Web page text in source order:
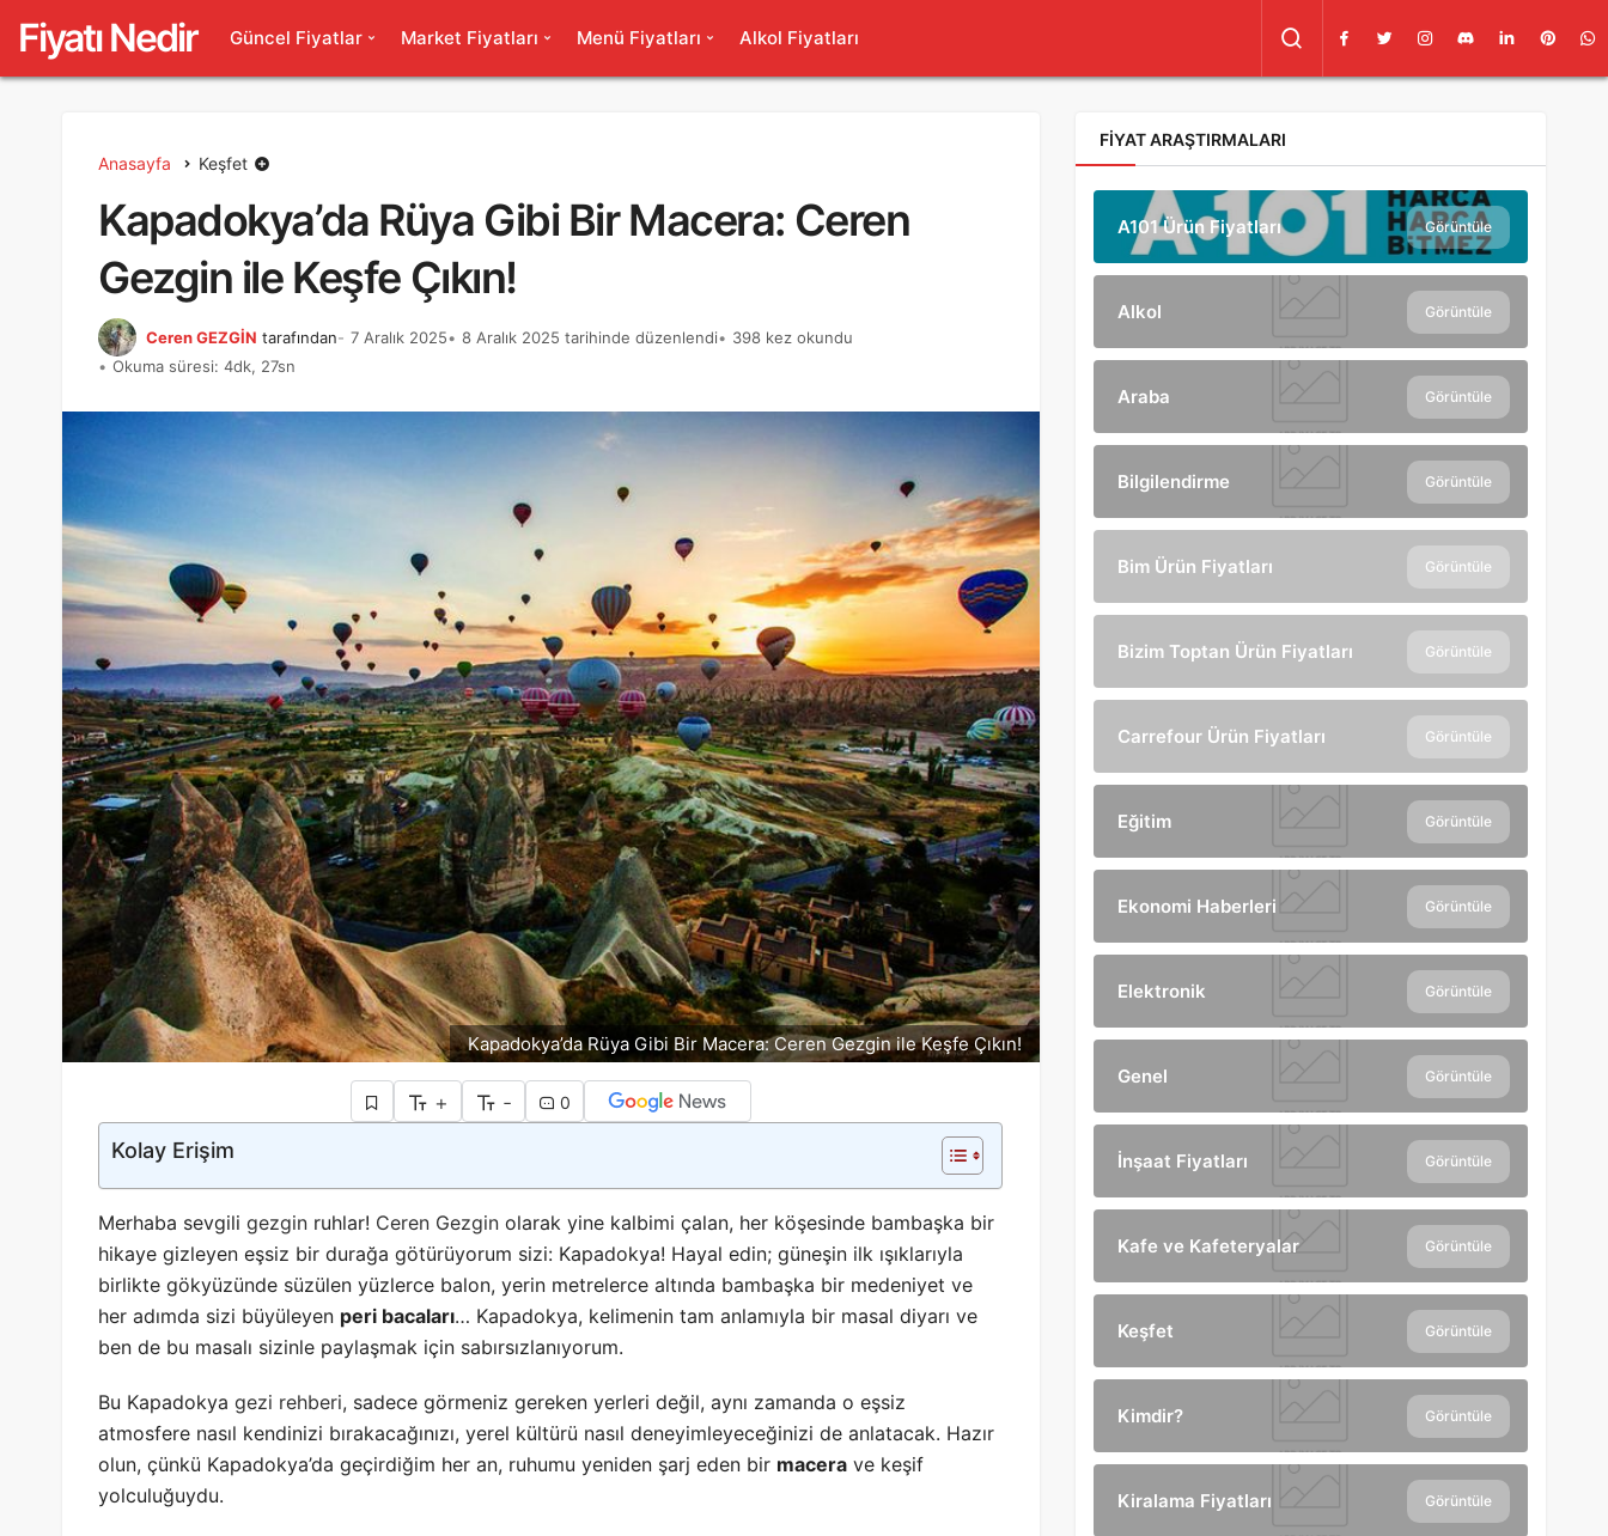
Fiyatı Nedir Güncel Fiyatlar Market Fiyatları Menü Fiyatları Alkol Fiyatları
Anasayfa Keşfet
Kapadokya’da Rüya Gibi Bir Macera: Ceren
Gezgin ile Keşfe Çıkın!
Ceren GEZGİN tarafından 7 Aralık 2025 8 Aralık 2025 tarihinde düzenlendi
398 kez okundu
Okuma süresi: 4dk, 27sn
Kapadokya’da Rüya Gibi Bir Macera: Ceren Gezgin ile Keşfe Çıkın!
+ - 0
Kolay Erişim
Merhaba sevgili gezgin ruhlar! Ceren Gezgin olarak yine kalbimi çalan, her köşesinde bambaşka bir
hikaye gizleyen eşsiz bir durağa götürüyorum sizi: Kapadokya! Hayal edin; güneşin ilk ışıklarıyla
birlikte gökyüzünde süzülen yüzlerce balon, yerin metrelerce altında bambaşka bir medeniyet ve
her adımda sizi büyüleyen peri bacaları… Kapadokya, kelimenin tam anlamıyla bir masal diyarı ve
ben de bu masalı sizinle paylaşmak için sabırsızlanıyorum.
Bu Kapadokya gezi rehberi, sadece görmeniz gereken yerleri değil, aynı zamanda o eşsiz
atmosfere nasıl kendinizi bırakacağınızı, yerel kültürü nasıl deneyimleyeceğinizi de anlatacak. Hazır
olun, çünkü Kapadokya’da geçirdiğim her an, ruhumu yeniden şarj eden bir macera ve keşif
yolculuğuydu.
FIYAT ARAŞTIRMALARI
A101 Ürün Fiyatları Görüntüle
Alkol Görüntüle
Araba Görüntüle
Bilgilendirme Görüntüle
Bim Ürün Fiyatları Görüntüle
Bizim Toptan Ürün Fiyatları Görüntüle
Carrefour Ürün Fiyatları Görüntüle
Eğitim Görüntüle
Ekonomi Haberleri Görüntüle
Elektronik Görüntüle
Genel Görüntüle
İnşaat Fiyatları Görüntüle
Kafe ve Kafeteryalar Görüntüle
Keşfet Görüntüle
Kimdir? Görüntüle
Kiralama Fiyatları Görüntüle